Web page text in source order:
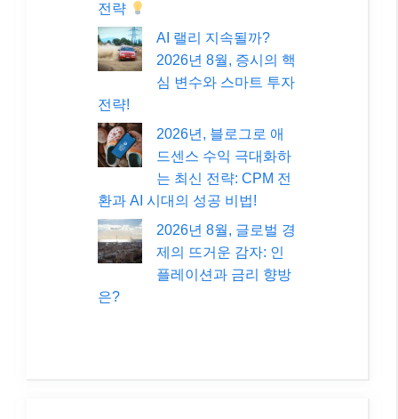
전략
AI 랠리 지속될까?
2026년 8월, 증시의 핵
심 변수와 스마트 투자
전략!
2026년, 블로그로 애
드센스 수익 극대화하
는 최신 전략: CPM 전
환과 AI 시대의 성공 비법!
2026년 8월, 글로벌 경
제의 뜨거운 감자: 인
플레이션과 금리 향방
은?